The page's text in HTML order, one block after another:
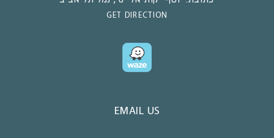
GET DIRECTION
EMAIL US